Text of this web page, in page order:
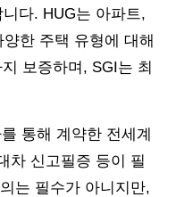
다. HUG는 아파트,
한 주택 유형에 대해
보증하며, SGI는 최
통해 계약한 전세계
차 신고필증 등이 필
는 필수가 아니지만,